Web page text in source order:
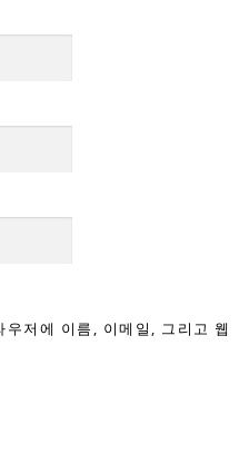
저에 이름, 이메일, 그리고 웹